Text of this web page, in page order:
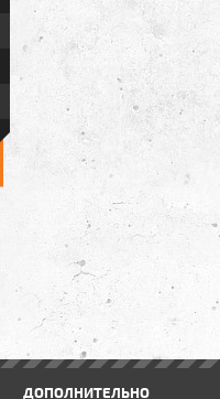
ДОПОЛНИТЕЛЬНО